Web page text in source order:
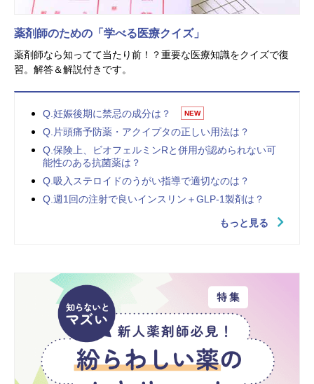
薬剤師のための「学べる医療クイズ」
薬剤師なら知ってて当たり前！？重要な医療知識をクイズで復
習。解答＆解説付きです。
Q.妊娠後期に禁忌の成分は？ NEW
Q.片頭痛予防薬・アクイプタの正しい用法は？
Q.保険上、ビオフェルミンRと併用が認められない可
能性のある抗菌薬は？
Q.吸入ステロイドのうがい指導で適切なのは？
Q.週1回の注射で良いインスリン＋GLP-1製剤は？
もっと見る